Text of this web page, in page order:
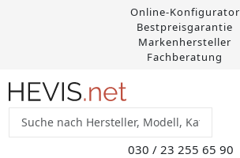
Online-Konfigurator
Bestpreisgarantie
Markenhersteller
Fachberatung
030 / 23 255 65 90